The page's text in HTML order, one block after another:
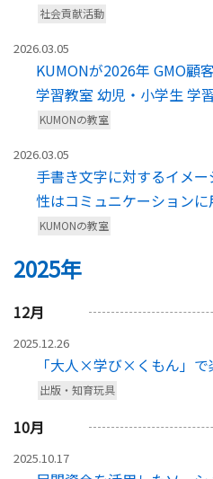
社会貢献活動
2026.03.05
KUMONが2026年 GMO顧
学習教室 幼児・小学生 学
KUMONの教室
2026.03.05
手書き文字に対するイメ
性はコミュニケーションに
KUMONの教室
2025年
12月
2025.12.26
「大人×学び×くもん」で
出版・知育玩具
10月
2025.10.17